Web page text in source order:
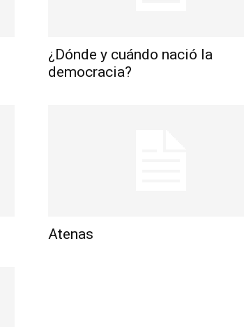
¿Dónde y cuándo nació la
democracia?
Atenas